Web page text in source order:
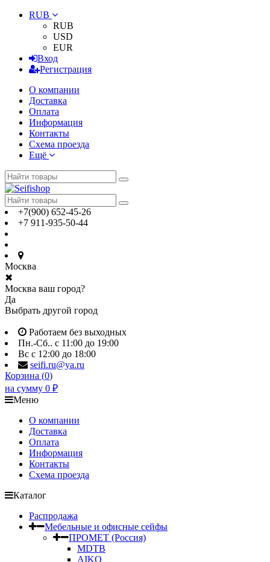
RUB
RUB
USD
EUR
Вход
Регистрация
О компании
Доставка
Оплата
Информация
Контакты
Схема проезда
Ещё
+7(900) 652-45-26
+7 911-935-50-44
Москва
✖
Москва ваш город?
Да
Выбрать другой город
Работаем без выходных
Пн.-Сб.. с 11:00 до 19:00
Вс с 12:00 до 18:00
seifi.ru@ya.ru
Корзина (0)
на сумму 0 ₽
Меню
О компании
Доставка
Оплата
Информация
Контакты
Схема проезда
Каталог
Распродажа
Мебельные и офисные сейфы
ПРОМЕТ (Россия)
MDTB
AIKO